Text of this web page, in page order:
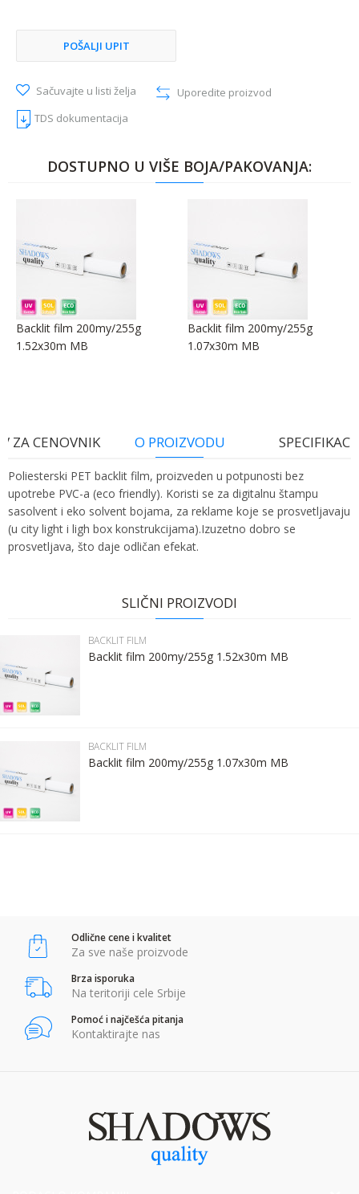
POŠALJI UPIT
Sačuvajte u listi želja
Uporedite proizvod
TDS dokumentacija
DOSTUPNO U VIŠE BOJA/PAKOVANJA:
Backlit film 200my/255g
1.52x30m MB
Backlit film 200my/255g
1.07x30m MB
ZA CENOVNIK O PROIZVODU
Poliesterski PET backlit film, proizveden u potpunosti bez
upotrebe PVC-a (eco friendly). Koristi se za digitalnu štampu
sasolvent i eko solvent bojama, za reklame koje se prosvetljavaju
(u city light i ligh box konstrukcijama).Izuzetno dobro se
prosvetljava, što daje odličan efekat.
SDW DIGI
Email:
Komentar:
POŠALJI
SLIČNI PROIZVODI
BACKLIT FILM
Backlit film 200my/255g 1.52x30m MB
BACKLIT FILM
Backlit film 200my/255g 1.07x30m MB
Odlične cene i kvalitet
Za sve naše proizvode
Brza isporuka
Na teritoriji cele Srbije
Pomoć i najčešća pitanja
Kontaktirajte nas